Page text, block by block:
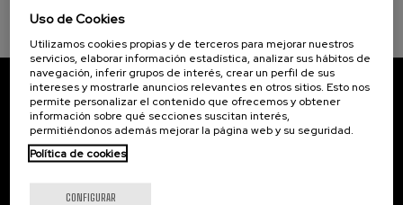
CIC nanoGUNE
Tolosa Hiribidea, 76
E-20018 Donostia / San Sebastian
+34 9... Ver teléfono·nano@nanogune.eu
Subscribe to our Newsletter
Uso de Cookies
Utilizamos cookies propias y de terceros para mejorar nuestros
servicios, elaborar información estadística, analizar sus hábitos de
navegación, inferir grupos de interés, crear un perfil de sus
intereses y mostrarle anuncios relevantes en otros sitios. Esto nos
permite personalizar el contenido que ofrecemos y obtener
información sobre qué secciones suscitan interés,
permitiéndonos además mejorar la página web y su seguridad.
Política de cookies
CONFIGURAR